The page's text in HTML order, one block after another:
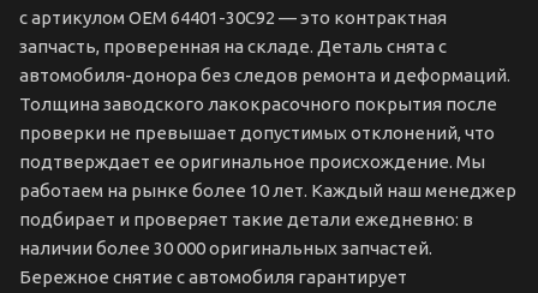
с артикулом OEM 64401-30C92 — это контрактная
запчасть, проверенная на складе. Деталь снята с
автомобиля-донора без следов ремонта и деформаций.
Толщина заводского лакокрасочного покрытия после
проверки не превышает допустимых отклонений, что
подтверждает ее оригинальное происхождение. Мы
работаем на рынке более 10 лет. Каждый наш менеджер
подбирает и проверяет такие детали ежедневно: в
наличии более 30 000 оригинальных запчастей.
Бережное снятие с автомобиля гарантирует